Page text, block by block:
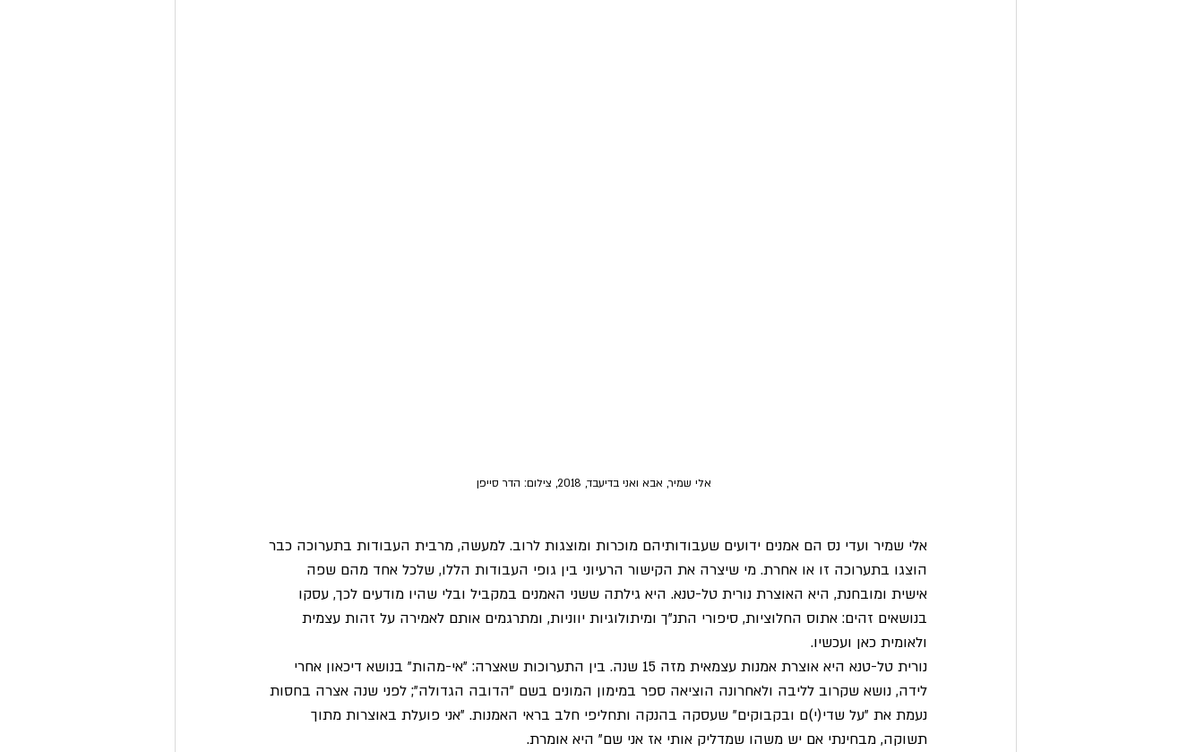
אלי שמיר ועדי נס הם אמנים ידועים שעבודותיהם מוכרות ומוצגות לרוב. למעשה, מרבית העבודות בתערוכה כבר
הוצגו בתערוכה זו או אחרת. מי שיצרה את הקישור הרעיוני בין גופי העבודות הללו, שלכל אחד מהם שפה
אישית ומובחנת, היא האוצרת נורית טל-טנא. היא גילתה ששני האמנים במקביל ובלי שהיו מודעים לכך, עסקו
בנושאים זהים: אתוס החלוציות, סיפורי התנ"ך ומיתולוגיות יווניות, ומתרגמים אותם לאמירה על זהות עצמית
ולאומית כאן ועכשיו.
נורית טל-טנא היא אוצרת אמנות עצמאית מזה 15 שנה. בין התערוכות שאצרה: "אי-מהות" בנושא דיכאון אחרי
לידה, נושא שקרוב לליבה ולאחרונה הוציאה ספר במימון המונים בשם "הדובה הגדולה"; לפני שנה אצרה בחסות
נעמת את "על שדי(י)ם ובקבוקים" שעסקה בהנקה ותחליפי חלב בראי האמנות. "אני פועלת באוצרות מתוך
תשוקה, מבחינתי אם יש משהו שמדליק אותי אז אני שם" היא אומרת.